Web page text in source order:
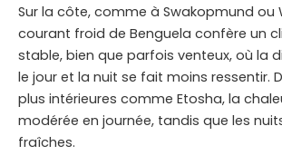
Sur la côte, comme à Swakopmund ou
courant froid de Benguela confère un
stable, bien que parfois venteux, où la
le jour et la nuit se fait moins ressentir.
plus intérieures comme Etosha, la
modérée en journée, tandis que les
fraîches.